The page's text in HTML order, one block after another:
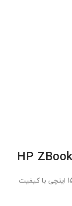
G1 دارای یک صفحه نمایش مات 15.6 اینچی با کیفیت